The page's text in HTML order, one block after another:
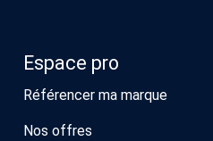
Espace pro
Référencer ma marque
Nos offres